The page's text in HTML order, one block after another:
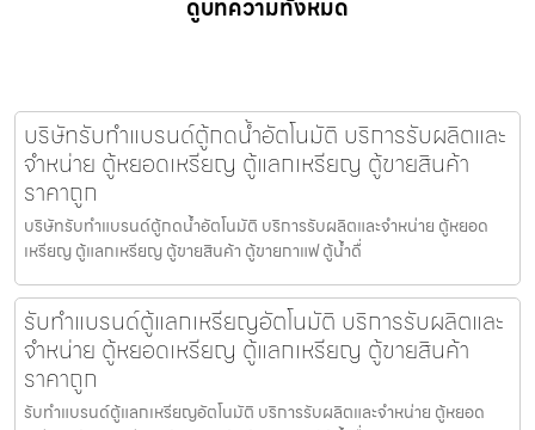
ดูบทความทั้งหมด
บริษัทรับทำแบรนด์ตู้กดน้ำ​อัตโนมัติ บริการรับผลิตและ
จำหน่าย ตู้หยอดเหรียญ ตู้แลกเหรียญ ตู้ขายสินค้า
ราคาถูก
บริษัทรับทำแบรนด์ตู้กดน้ำ​อัตโนมัติ บริการรับผลิตและจำหน่าย ตู้หยอด
เหรียญ ตู้แลกเหรียญ ตู้ขายสินค้า ตู้ขายกาแฟ ตู้น้ำดื่
รับทำแบรนด์ตู้แลกเหรียญ​อัตโนมัติ บริการรับผลิตและ
จำหน่าย ตู้หยอดเหรียญ ตู้แลกเหรียญ ตู้ขายสินค้า
ราคาถูก
รับทำแบรนด์ตู้แลกเหรียญ​อัตโนมัติ บริการรับผลิตและจำหน่าย ตู้หยอด